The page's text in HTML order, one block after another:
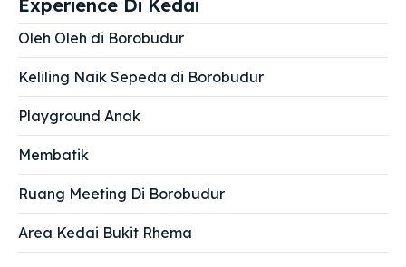
Experience Di Kedai
Oleh Oleh di Borobudur
Keliling Naik Sepeda di Borobudur
Playground Anak
Membatik
Ruang Meeting Di Borobudur
Area Kedai Bukit Rhema